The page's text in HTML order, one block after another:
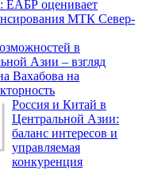
ЕАБР оценивает
МТК Север-
в
Азии – взгляд
Вахабова на
Россия и Китай в
Центральной Азии:
баланс интересов и
управляемая
конкуренция